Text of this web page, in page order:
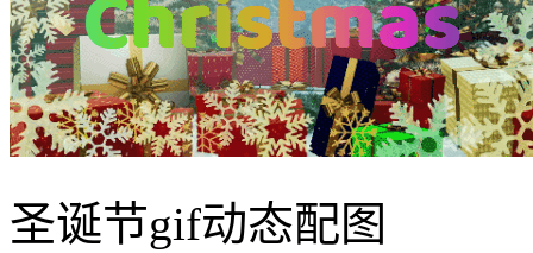
圣诞节gif动态配图